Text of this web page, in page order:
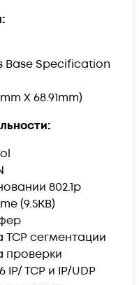
Base Specification
X 68.91mm)
802.1p
(9.5KB)
сегментации
проверки
TCP и IP/UDP